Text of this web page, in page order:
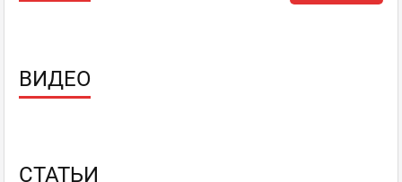
ВИДЕО
СТАТЬИ